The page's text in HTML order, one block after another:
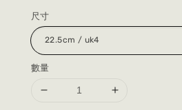
尺寸
數量